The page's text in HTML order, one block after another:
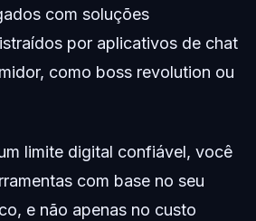
com soluções
por aplicativos de chat
como boss revolution ou
limite digital confiável, você
com base no seu
e não apenas no custo